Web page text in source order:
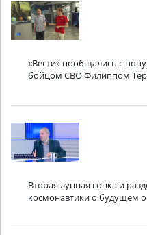
«Вести» пообщались с
бойцом СВО Филиппом
Вторая лунная гонка и
космонавтики о будущем